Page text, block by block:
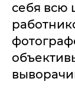
себя всю